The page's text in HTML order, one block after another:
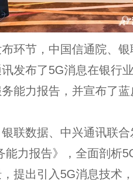
环节，中国信通院、
发布了5G消息在银行
能力报告，并宣布了
联数据、中兴通讯联
能力报告》，全面剖析
提出引入5G消息技术